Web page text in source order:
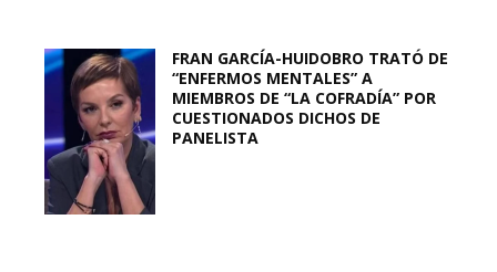
FRAN GARCÍA-HUIDOBRO TRATÓ DE
“ENFERMOS MENTALES” A
MIEMBROS DE “LA COFRADÍA” POR
CUESTIONADOS DICHOS DE
PANELISTA